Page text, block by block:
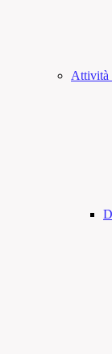
Attività